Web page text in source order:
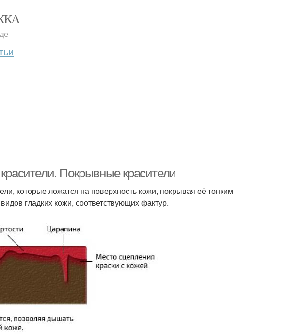
Покрывные красители
которые ложатся на поверхность кожи, покрывая её тонким
гладких кожи, соответствующих фактур.